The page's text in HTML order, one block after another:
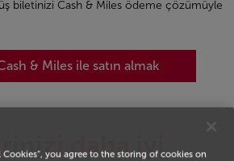
biletinizi Cash & Miles ödeme çözümüyle
& Miles ile satın almak
daha iyi
Cookies”, you agree to the storing of cookies on